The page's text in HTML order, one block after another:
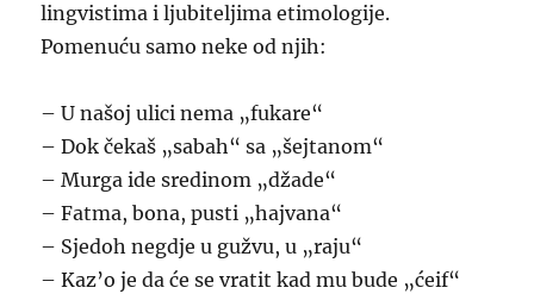
lingvistima i ljubiteljima etimologije.
Pomenuću samo neke od njih:
– U našoj ulici nema „fukare“
– Dok čekaš „sabah“ sa „šejtanom“
– Murga ide sredinom „džade“
– Fatma, bona, pusti „hajvana“
– Sjedoh negdje u gužvu, u „raju“
– Kaz’o je da će se vratit kad mu bude „ćeif“